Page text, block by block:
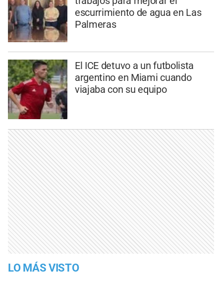
escurrimiento de agua en Las
Palmeras
El ICE detuvo a un futbolista
argentino en Miami cuando
viajaba con su equipo
LO MÁS VISTO